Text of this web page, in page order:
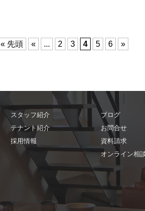
« 先頭 « ... 2 3 4 5 6 »
スタッフ紹介
テナント紹介
採用情報
ブログ
お問合せ
資料請求
オンライン相